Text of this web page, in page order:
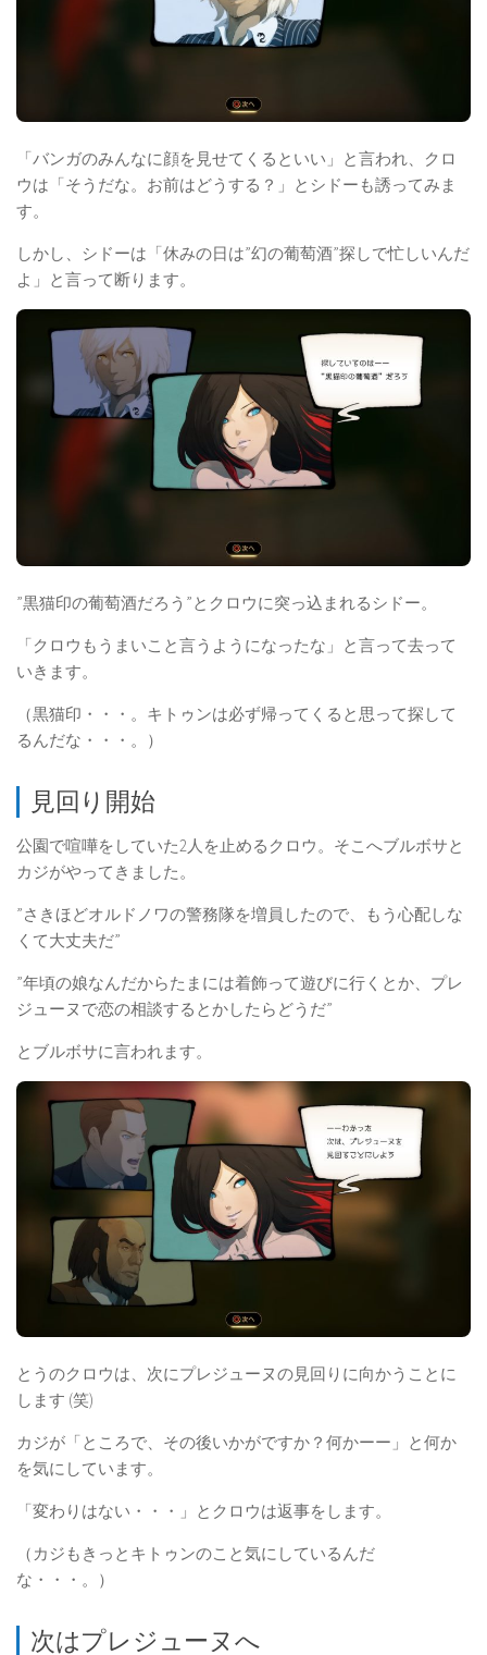
「バンガのみんなに顔を見せてくるといい」と言われ、クロ
ウは「そうだな。お前はどうする？」とシドーも誘ってみま
す。
しかし、シドーは「休みの日は”幻の葡萄酒”探しで忙しいんだ
よ」と言って断ります。
”黒猫印の葡萄酒だろう”とクロウに突っ込まれるシドー。
「クロウもうまいこと言うようになったな」と言って去って
いきます。
（黒猫印・・・。キトゥンは必ず帰ってくると思って探して
るんだな・・・。）
見回り開始
公園で喧嘩をしていた2人を止めるクロウ。そこへブルボサと
カジがやってきました。
”さきほどオルドノワの警務隊を増員したので、もう心配しな
くて大丈夫だ”
”年頃の娘なんだからたまには着飾って遊びに行くとか、プレ
ジューヌで恋の相談するとかしたらどうだ”
とブルボサに言われます。
とうのクロウは、次にプレジューヌの見回りに向かうことに
します (笑)
カジが「ところで、その後いかがですか？何かーー」と何か
を気にしています。
「変わりはない・・・」とクロウは返事をします。
（カジもきっとキトゥンのこと気にしているんだ
な・・・。）
次はプレジューヌへ